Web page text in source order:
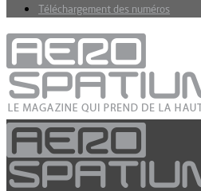
Téléchargement des numéros